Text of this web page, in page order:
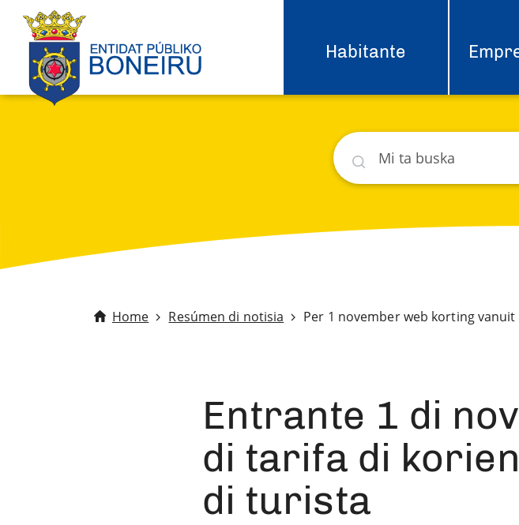
Habitante
Chat
Buska
Home Resúmen di notisia Per 1 november web korting
Entrante 1 di
di tarifa di
di turista